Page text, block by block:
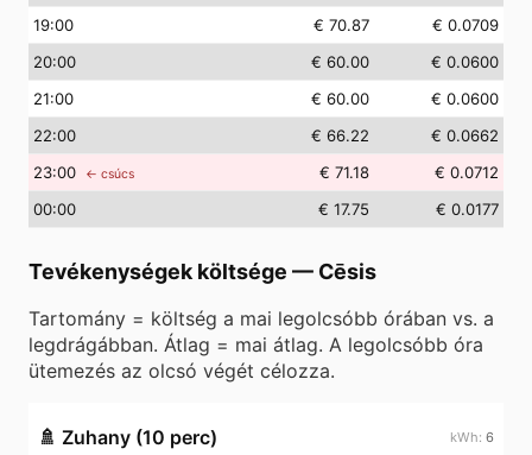
19:00 € 70.87
€ 0.0709
20:00 € 60.00
€ 0.0600
21:00 € 60.00
€ 0.0600
22:00 € 66.22
€ 0.0662
23:00 ← csúcs € 71.18
€ 0.0712
00:00 € 17.75 € 0.0177
Tevékenységek költsége — Cēsis
Tartomány = költség a mai legolcsóbb órában vs. a
legdrágábban. Átlag = mai átlag. A legolcsóbb óra
ütemezés az olcsó végét célozza.
🚿 Zuhany (10 perc) 6